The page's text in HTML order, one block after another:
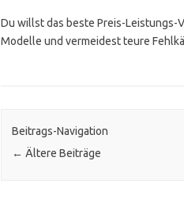
Du willst das beste Preis-Leistungs-
Modelle und vermeidest teure
Beitrags-Navigation
← Ältere Beiträge